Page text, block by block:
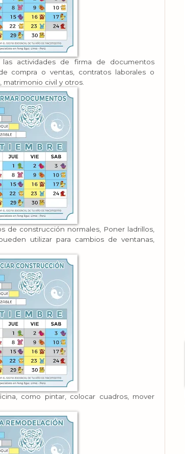
actividades de firma de documentos
compra o ventas, contratos laborales o
civil y otros.
de construcción normales, Poner ladrillos,
utilizar para cambios de ventanas,
como pintar, colocar cuadros, mover